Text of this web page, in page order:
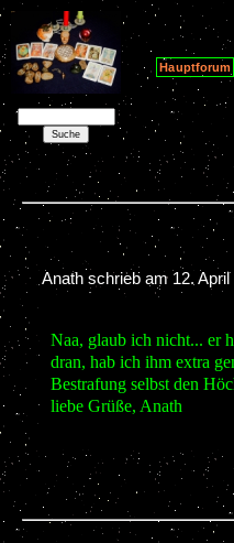
Hauptforum
Anath schrieb am 12.
Naa, glaub ich nicht... er
dran, hab ich ihm extra
Bestrafung selbst den
liebe Grüße, Anath